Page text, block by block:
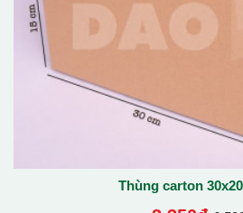
Thùng carton